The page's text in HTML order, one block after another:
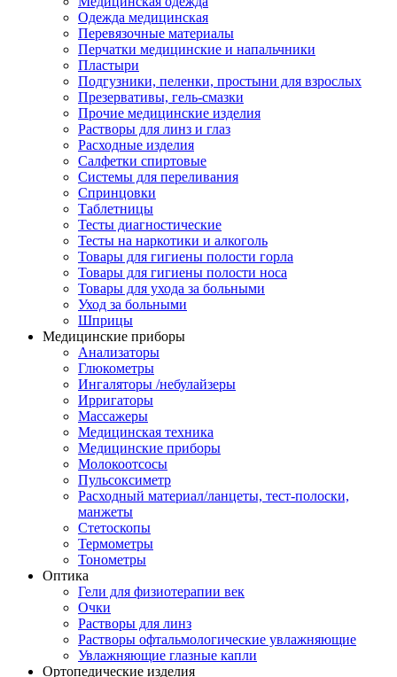
Одежда медицинская
Перевязочные материалы
Перчатки медицинские и напальчники
Пластыри
Подгузники, пеленки, простыни для взрослых
Презервативы, гель-смазки
Прочие медицинские изделия
Растворы для линз и глаз
Расходные изделия
Салфетки спиртовые
Системы для переливания
Спринцовки
Таблетницы
Тесты диагностические
Тесты на наркотики и алкоголь
Товары для гигиены полости горла
Товары для гигиены полости носа
Товары для ухода за больными
Уход за больными
Шприцы
Медицинские приборы
Анализаторы
Глюкометры
Ингаляторы /небулайзеры
Ирригаторы
Массажеры
Медицинская техника
Медицинские приборы
Молокоотсосы
Пульсоксиметр
Расходный материал/ланцеты, тест-полоски,
манжеты
Стетоскопы
Термометры
Тонометры
Оптика
Гели для физиотерапии век
Очки
Растворы для линз
Растворы офтальмологические увлажняющие
Увлажняющие глазные капли
Ортопедические изделия